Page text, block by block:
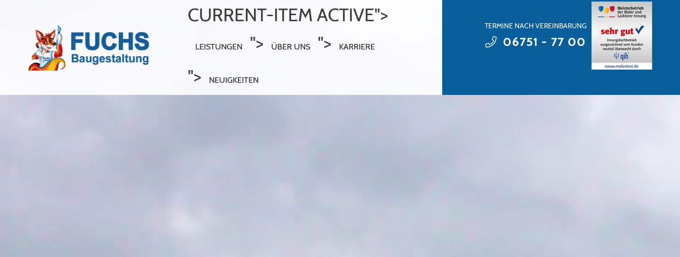
CURRENT-ITEM ACTIVE">
LEISTUNGEN "> ÜBER UNS "> KARRIERE
"> NEUIGKEITEN
TERMINE NACH VEREINBARUNG
06751 - 77 00